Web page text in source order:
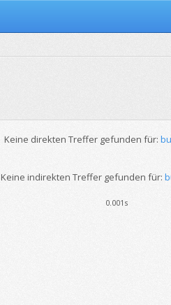
Keine direkten Treffer gefunden für:
Keine indirekten Treffer gefunden für:
0.001s